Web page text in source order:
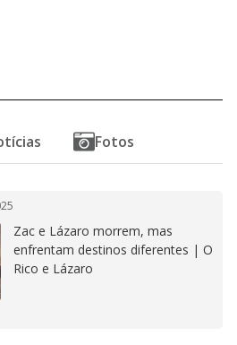
Fotos
Zac e Lázaro morrem, mas
enfrentam destinos diferentes | O
Rico e Lázaro